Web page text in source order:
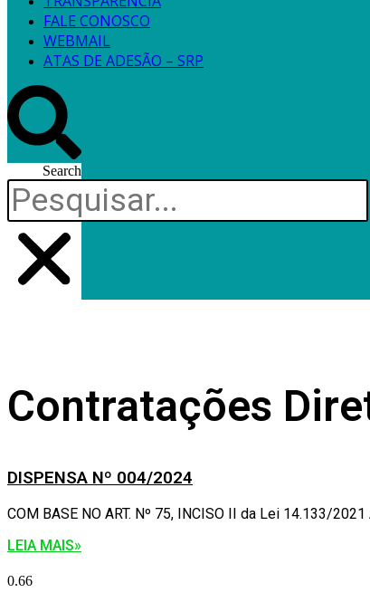
FALE CONOSCO
WEBMAIL
ATAS DE ADESÃO – SRP
Search
Contratações
DISPENSA Nº 004/2024
COM BASE NO ART. Nº 75, INCISO II da Lei 14.133/
LEIA MAIS»